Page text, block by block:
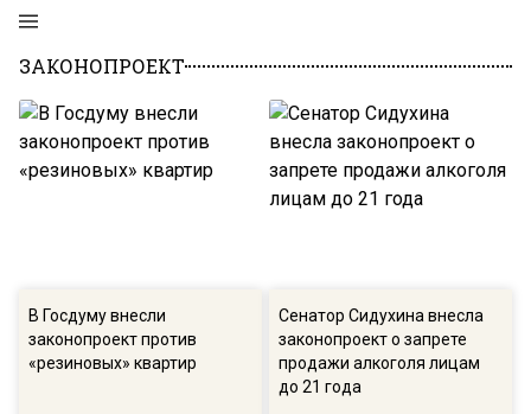
ЗАКОНОПРОЕКТ
В Госдуму внесли
законопроект против
«резиновых» квартир
Сенатор Сидухина внесла
законопроект о запрете
продажи алкоголя лицам
до 21 года